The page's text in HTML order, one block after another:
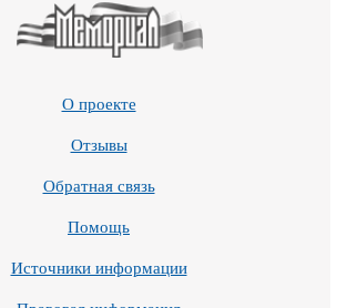
О проекте
Отзывы
Обратная связь
Помощь
Источники информации